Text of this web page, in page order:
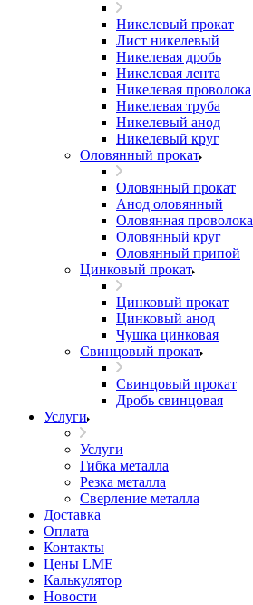
Никелевый прокат
Лист никелевый
Никелевая дробь
Никелевая лента
Никелевая проволока
Никелевая труба
Никелевый анод
Никелевый круг
Оловянный прокат
Оловянный прокат
Анод оловянный
Оловянная проволока
Оловянный круг
Оловянный припой
Цинковый прокат
Цинковый прокат
Цинковый анод
Чушка цинковая
Свинцовый прокат
Свинцовый прокат
Дробь свинцовая
Услуги
Услуги
Гибка металла
Резка металла
Сверление металла
Доставка
Оплата
Контакты
Цены LME
Калькулятор
Новости